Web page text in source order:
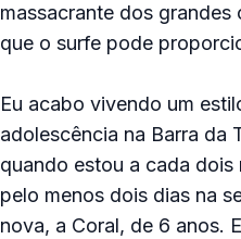
massacrante dos
que o surfe pode
Eu acabo vivendo um
adolescência na Barra da
quando estou a cada dois
pelo menos dois dias na
nova, a Coral, de 6 anos.